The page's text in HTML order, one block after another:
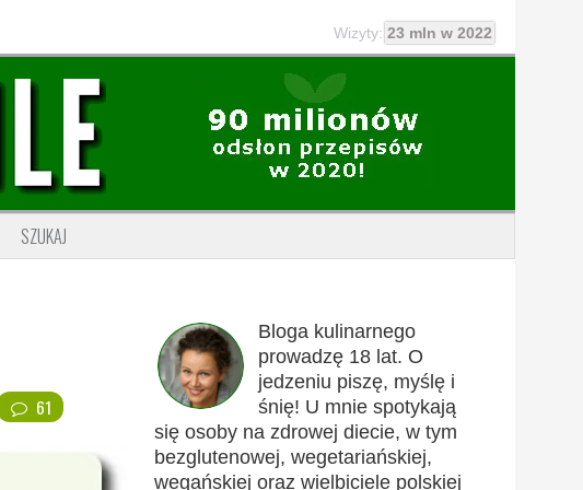
Wizyty: 23 mln w 2022
SZUKAJ
61
Bloga kulinarnego
prowadzę 18 lat. O
jedzeniu piszę, myślę i
śnię! U mnie spotykają
się osoby na zdrowej diecie, w tym
bezglutenowej, wegetariańskiej,
wegańskiej oraz wielbiciele polskiej